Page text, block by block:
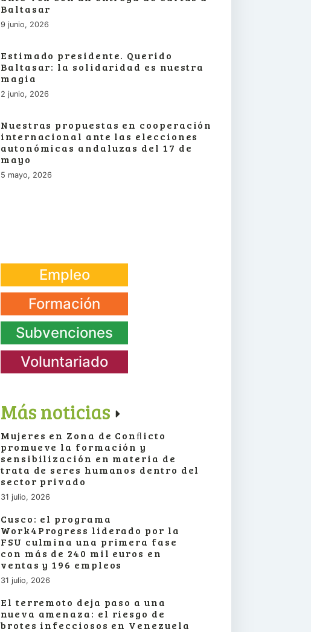
Baltasar
9 junio, 2026
Estimado presidente. Querido
Baltasar: la solidaridad es nuestra
magia
2 junio, 2026
Nuestras propuestas en cooperación
internacional ante las elecciones
autonómicas andaluzas del 17 de
mayo
5 mayo, 2026
Empleo
Formación
Subvenciones
Voluntariado
Más noticias
Mujeres en Zona de Conﬂicto
promueve la formación y
sensibilización en materia de
trata de seres humanos dentro del
sector privado
31 julio, 2026
Cusco: el programa
Work4Progress liderado por la
FSU culmina una primera fase
con más de 240 mil euros en
ventas y 196 empleos
31 julio, 2026
El terremoto deja paso a una
nueva amenaza: el riesgo de
brotes infecciosos en Venezuela